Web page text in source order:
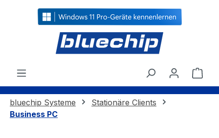
springen
bluechip Systeme
Stationäre Clients
Business PC